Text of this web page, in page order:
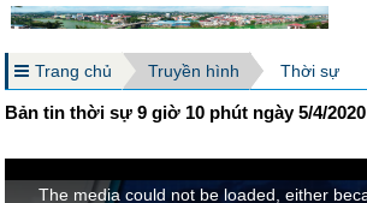
Trang chủ Truyền hình Thời sự
Bản tin thời sự 9 giờ 10 phút ngày 5/4/2020